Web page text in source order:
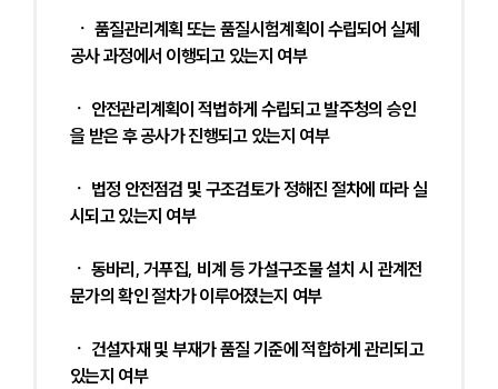
ㆍ 품질관리계획 또는 품질시험계획이 수립되어 실제
공사 과정에서 이행되고 있는지 여부
ㆍ 안전관리계획이 적법하게 수립되고 발주청의 승인
을 받은 후 공사가 진행되고 있는지 여부
ㆍ 법정 안전점검 및 구조검토가 정해진 절차에 따라 실
시되고 있는지 여부
ㆍ 동바리, 거푸집, 비계 등 가설구조물 설치 시 관계전
문가의 확인 절차가 이루어졌는지 여부
ㆍ 건설자재 및 부재가 품질 기준에 적합하게 관리되고
있는지 여부